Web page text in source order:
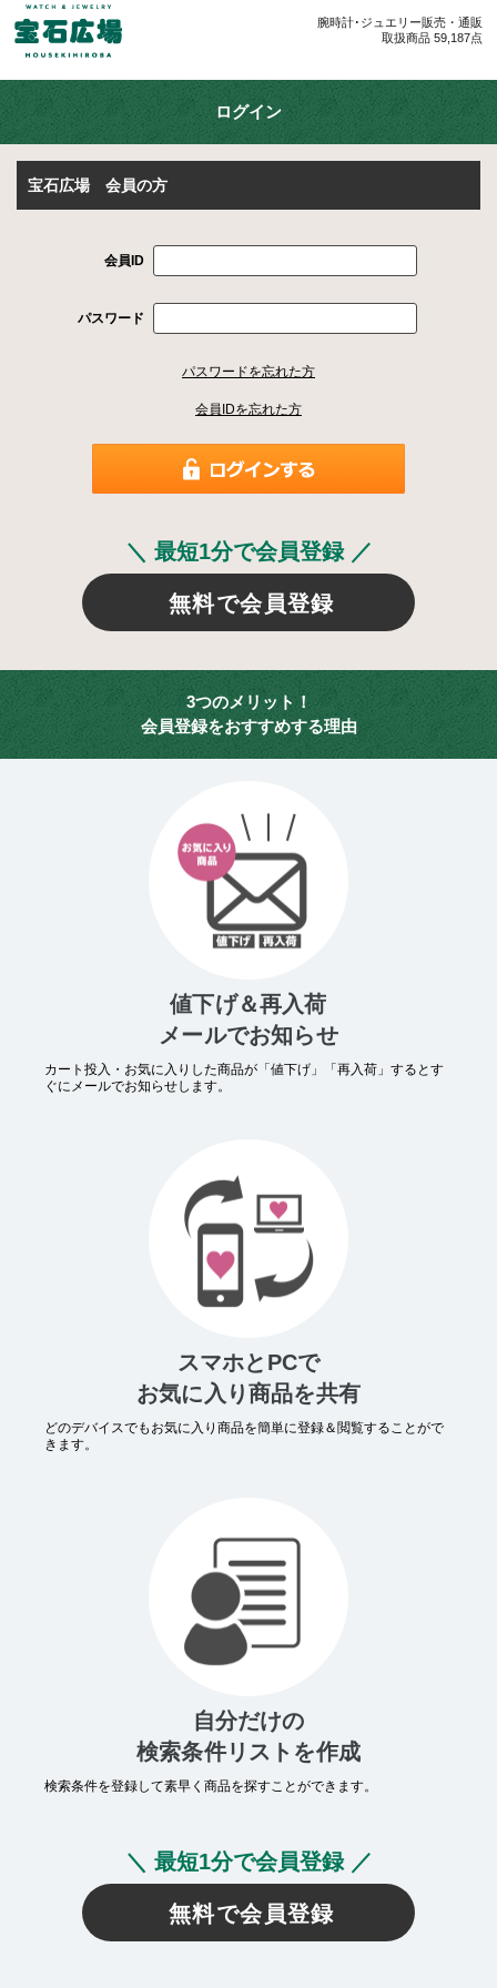
腕時計･ジュエリー販売・通販
取扱商品 59,187点
ログイン
宝石広場 会員の方
会員ID
パスワード
パスワードを忘れた方
会員IDを忘れた方
＼ 最短1分で会員登録 ／
無料で会員登録
3つのメリット！
会員登録をおすすめする理由
値下げ＆再入荷
メールでお知らせ
カート投入・お気に入りした商品が「値下げ」「再入荷」するとす
ぐにメールでお知らせします。
スマホとPCで
お気に入り商品を共有
どのデバイスでもお気に入り商品を簡単に登録＆閲覧することがで
きます。
自分だけの
検索条件リストを作成
検索条件を登録して素早く商品を探すことができます。
＼ 最短1分で会員登録 ／
無料で会員登録